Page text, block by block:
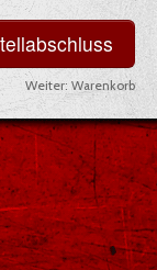
Weiter: Warenkorb